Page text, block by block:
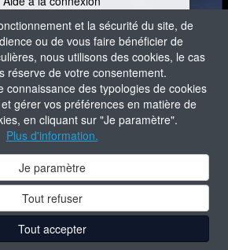
et la sécurité du site, de
ou de vous faire bénéficier de
nous utilisons des cookies, le cas
réserve de votre consentement.
connaissance des typologies de cookies
gérer vos préférences en matière de
en cliquant sur "Je paramètre".
Plus d'information.
Je paramètre
Tout refuser
Tout accepter
l'administrateur du site